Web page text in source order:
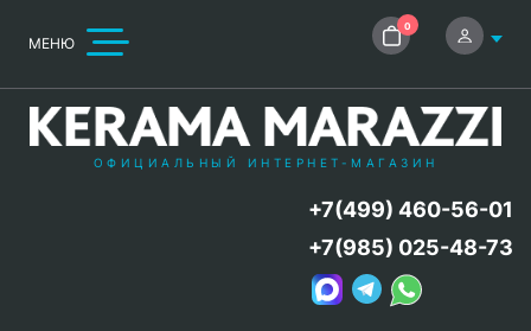
МЕНЮ
0
ОФИЦИАЛЬНЫЙ ИНТЕРНЕТ-МАГАЗИН
+7(499) 460-56-01
+7(985) 025-48-73